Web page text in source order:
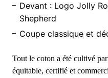
Devant : Logo Jolly
Shepherd
Coupe classique et
Tout le coton a été cultivé
équitable, certifié et